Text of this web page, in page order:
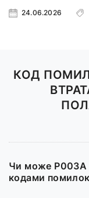
24.06.2026
КОД
Чи може P003A
кодами